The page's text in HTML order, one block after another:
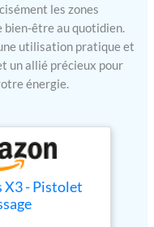
les zones
bien-être au quotidien.
utilisation pratique et
un allié précieux pour
énergie.
X3 - Pistolet